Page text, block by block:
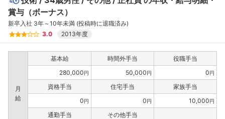
賞与（ボーナス）
新卒入社 3年～10年未満 (投稿時に退職済み)
3.0
2013年度
月
給
基本給 時間外手当
役職手当
280,000円 50,000円 0円
資格手当 住宅手当
家族手当
0円 0円 10,000円
通勤手当
その他手当